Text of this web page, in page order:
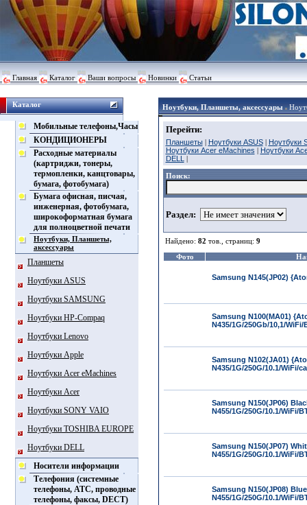
Главная Каталог Ваши вопросы Новинки Статьи
Каталог
Мобильные телефоны,Часы
КОНДИЦИОНЕРЫ
Расходные материалы
(картриджи, тонеры,
термопленки, канцтовары,
бумага, фотобумага)
Бумага офисная, писчая,
инженерная, фотобумага,
широкоформатная бумага
для полноцветной печати
Ноутбуки, Планшеты,
аксессуары
Планшеты
Ноутбуки ASUS
Ноутбуки SAMSUNG
Ноутбуки HP-Compaq
Ноутбуки Lenovo
Ноутбуки Apple
Ноутбуки Acer eMachines
Ноутбуки Acer
Ноутбуки SONY VAIO
Ноутбуки TOSHIBA EUROPE
Ноутбуки DELL
Носители информации
Телефония (системные
телефоны, АТС, проводные
телефоны, факсы, DECT)
Ноутбуки, Планшеты, аксессуары
Перейти:
Планшеты| Ноутбуки ASUS| Ноутбуки
Ноутбуки Acer eMachines | Ноутбуки
DELL |
Поиск:
Раздел:
Найдено: 82 тов., страниц: 9
Фото
Samsung N145(JP02)
Samsung N100(MA01)
N435/1G/250Gb/10,1/
Samsung N102(JA01)
N435/1G/250G/10.1/WiFi/
Samsung N150(JP06)
N455/1G/250G/10.1/WiFi/
Samsung N150(JP07)
N455/1G/250G/10.1/WiFi/
Samsung N150(JP08)
N455/1G/250G/10.1/WiFi/